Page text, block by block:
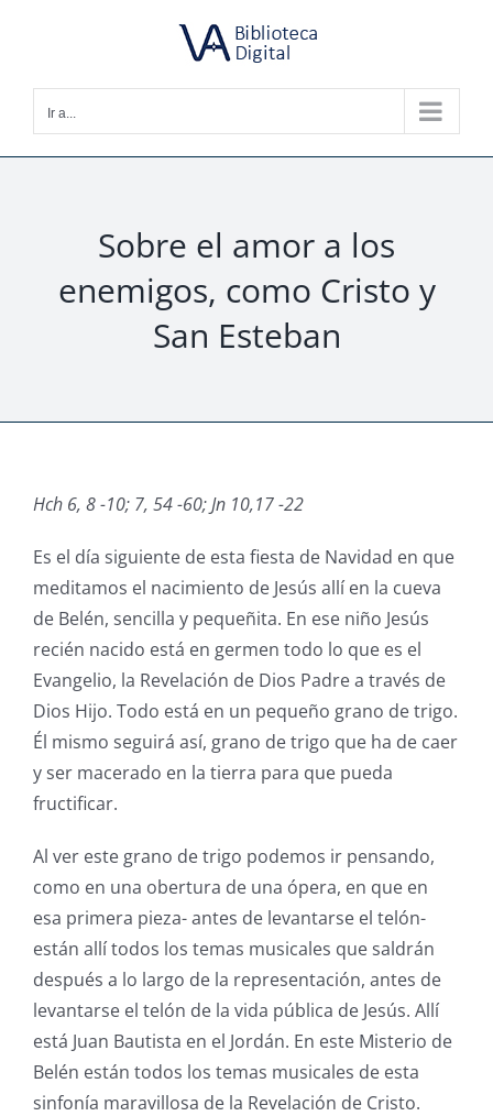
Ir a...
Sobre el amor a los
enemigos, como Cristo y
San Esteban
Hch 6, 8 -10; 7, 54 -60; Jn 10,17 -22
Es el día siguiente de esta fiesta de Navidad en que
meditamos el nacimiento de Jesús allí en la cueva
de Belén, sencilla y pequeñita. En ese niño Jesús
recién nacido está en germen todo lo que es el
Evangelio, la Revelación de Dios Padre a través de
Dios Hijo. Todo está en un pequeño grano de trigo.
Él mismo seguirá así, grano de trigo que ha de caer
y ser macerado en la tierra para que pueda
fructificar.
Al ver este grano de trigo podemos ir pensando,
como en una obertura de una ópera, en que en
esa primera pieza- antes de levantarse el telón-
están allí todos los temas musicales que saldrán
después a lo largo de la representación, antes de
levantarse el telón de la vida pública de Jesús. Allí
está Juan Bautista en el Jordán. En este Misterio de
Belén están todos los temas musicales de esta
sinfonía maravillosa de la Revelación de Cristo.